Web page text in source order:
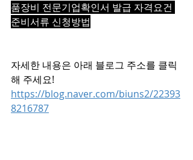
품장비 전문기업확인서 발급 자격요건
준비서류 신청방법
자세한 내용은 아래 블로그 주소를 클릭
해 주세요!
https://blog.naver.com/biuns2/22393
8216787